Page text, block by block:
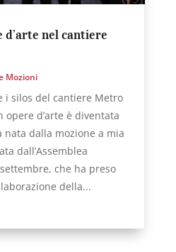
d’arte nel cantiere
Mozioni
i silos del cantiere Metro
opere d’arte è diventata
nata dalla mozione a mia
dall’Assemblea
che ha preso
della...